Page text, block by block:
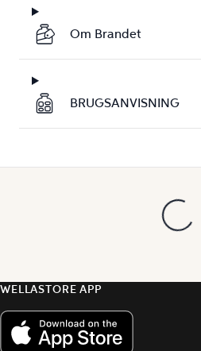
Om Brandet
BRUGSANVISNING
WELLASTORE APP